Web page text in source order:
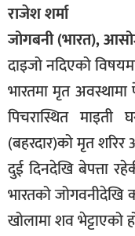
राजेश शर्मा
जोगबनी (भारत),
दाइजो नदिएको
भारतमा मृत
पिचरास्थित
(बहरदार)को मृत शरिर
दुई दिनदेखि बेपत्ता
भारतको जोगवनीदेखि
खोलामा शव भेट्टाएको